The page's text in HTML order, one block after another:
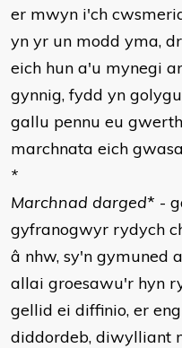
er mwyn i'ch
yn yr un modd yma,
eich hun a'u mynegi
gynnig, fydd yn
gallu pennu eu
marchnata eich
*
Marchnad darged* -
gyfranogwyr rydych
â nhw, sy'n gymuned
allai groesawu'r hyn
gellid ei diffinio, er
diddordeb, diwylliant